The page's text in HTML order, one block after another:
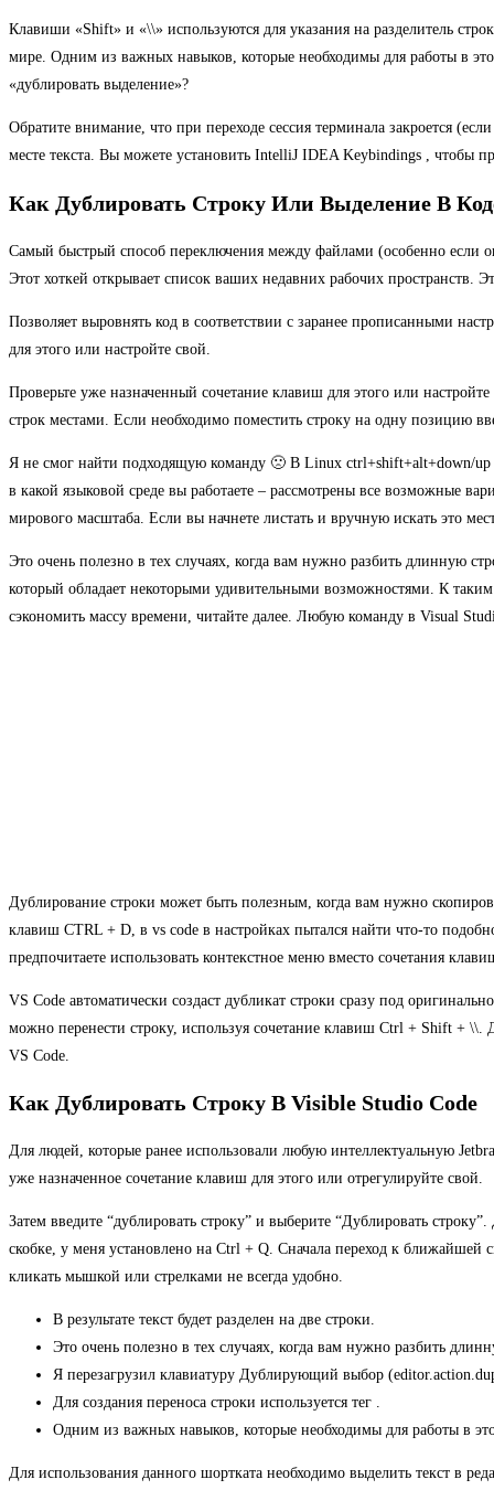
Клавиши «Shift» и «\\» используются для указания на разделитель
мире. Одним из важных навыков, которые необходимы для работы в
«дублировать выделение»?
Обратите внимание, что при переходе сессия терминала закроется
месте текста. Вы можете установить IntelliJ IDEA Keybindings , чтобы
Как Дублировать Строку Или Выделение В
Самый быстрый способ переключения между файлами (особенно если
Этот хоткей открывает список ваших недавних рабочих пространств.
Позволяет выровнять код в соответствии с заранее прописанными
для этого или настройте свой.
Проверьте уже назначенный сочетание клавиш для этого или
строк местами. Если необходимо поместить строку на одну позицию
Я не смог найти подходящую команду 🙁 В Linux ctrl+shift+alt+down/up
в какой языковой среде вы работаете – рассмотрены все возможные
мирового масштаба. Если вы начнете листать и вручную искать это
Это очень полезно в тех случаях, когда вам нужно разбить длинную
который обладает некоторыми удивительными возможностями. К
сэкономить массу времени, читайте далее. Любую команду в Visual
Дублирование строки может быть полезным, когда вам нужно
клавиш CTRL + D, в vs code в настройках пытался найти что-то
предпочитаете использовать контекстное меню вместо сочетания
VS Code автоматически создаст дубликат строки сразу под
можно перенести строку, используя сочетание клавиш Ctrl + Shift + \\.
VS Code.
Как Дублировать Строку В Visible Studio Code
Для людей, которые ранее использовали любую интеллектуальную
уже назначенное сочетание клавиш для этого или отрегулируйте свой.
Затем введите “дублировать строку” и выберите “Дублировать
скобке, у меня установлено на Ctrl + Q. Сначала переход к ближайшей
кликать мышкой или стрелками не всегда удобно.
В результате текст будет разделен на две строки.
Это очень полезно в тех случаях, когда вам нужно разбить
Я перезагрузил клавиатуру Дублирующий выбор
Для создания переноса строки используется тег .
Одним из важных навыков, которые необходимы для работы в
Для использования данного шортката необходимо выделить текст в